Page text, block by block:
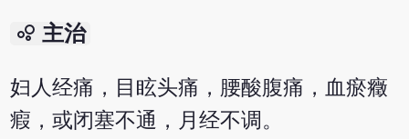
bubble_chart 主治
妇人经痛，目眩头痛，腰酸腹痛，血瘀癥
瘕，或闭塞不通，月经不调。